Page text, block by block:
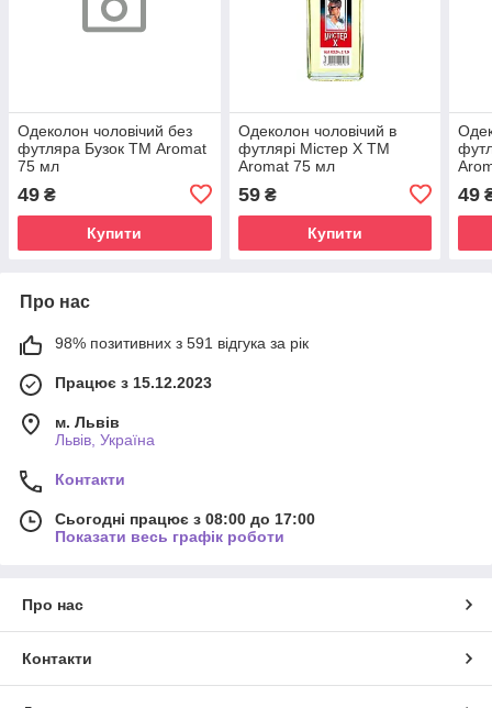
Одеколон чоловічий без
футляра Бузок ТМ Aromat
75 мл
49 ₴
Купити
Одеколон чоловічий в
футлярі Містер Х ТМ
Aromat 75 мл
59₴
Купити
49
Про нас
98% позитивних з 591 відгука за рік
Працює з 15.12.2023
м. Львів
Львів, Україна
Контакти
Сьогодні працює з 08:00 до 17:00
Показати весь графік роботи
Про нас
Контакти